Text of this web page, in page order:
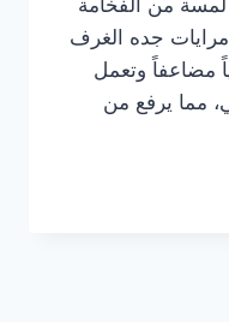
لمسة من الفخامة
جده الغرف
مضاعفاً وتعمل
مما يرفع من